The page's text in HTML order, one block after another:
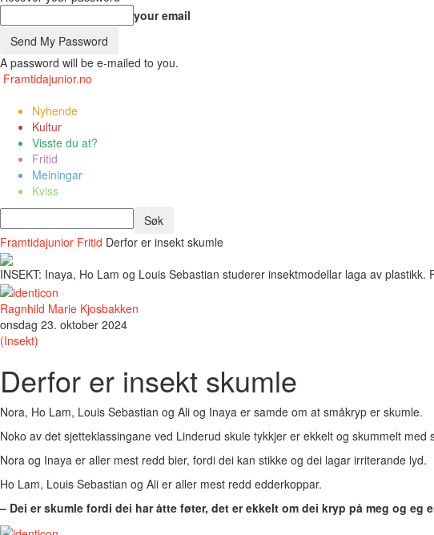
your email
A password will be e-mailed to you.
Framtidajunior.no
Nyhende
Kultur
Visste du at?
Fritid
Meiningar
Kviss
Framtidajunior Fritid Derfor er insekt skumle
INSEKT: Inaya, Ho Lam og Louis Sebastian studerer insektmodellar laga av plastikk.
Ragnhild Marie Kjosbakken
onsdag 23. oktober 2024
(Insekt)
Derfor er insekt skumle
Nora, Ho Lam, Louis Sebastian og Ali og Inaya er samde om at småkryp er skumle.
Noko av det sjetteklassingane ved Linderud skule tykkjer er ekkelt og skummelt
Nora og Inaya er aller mest redd bier, fordi dei kan stikke og dei lagar irriterande lyd.
Ho Lam, Louis Sebastian og Ali er aller mest redd edderkoppar.
– Dei er skumle fordi dei har åtte føter, det er ekkelt om dei kryp på meg og eg